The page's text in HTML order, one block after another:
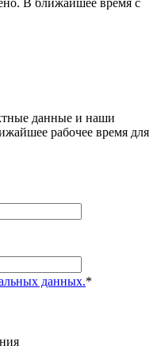
В ближайшее время с
данные и наши
рабочее время для
данных.*